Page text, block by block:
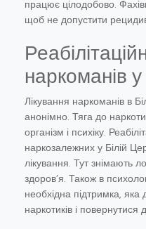
працює цілодобово.
щоб не допустити
наркоманів у
Лікування наркоманів в
анонімно. Тяга до
організм і психіку.
наркозалежних у Білій
лікування. Тут знімають
здоров’я. Також в
необхідна підтримка,
наркотиків і